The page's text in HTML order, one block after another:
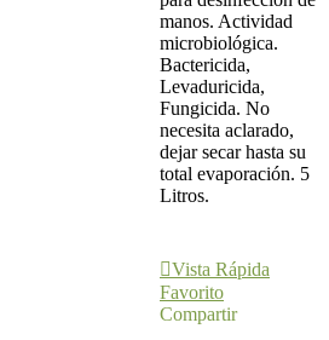
manos. Actividad
microbiológica.
Bactericida,
Levaduricida,
Fungicida. No
necesita aclarado,
dejar secar hasta su
total evaporación. 5
Litros.
Vista Rápida
Favorito
Compartir